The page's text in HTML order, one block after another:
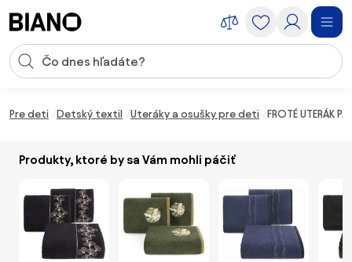
Vstup pre vyhľadávanie
Pre deti Detský textil Uteráky a osušky pre deti FROTÉ UTERÁK
Produkty, ktoré by sa Vám mohli páčiť